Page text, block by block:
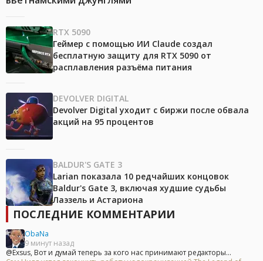
RTX 5090
Геймер с помощью ИИ Claude создал
бесплатную защиту для RTX 5090 от
расплавления разъёма питания
DEVOLVER DIGITAL
Devolver Digital уходит с биржи после обвала
акций на 95 процентов
BALDUR'S GATE 3
Larian показала 10 редчайших концовок
Baldur's Gate 3, включая худшие судьбы
Лаэзель и Астариона
ПОСЛЕДНИЕ КОММЕНТАРИИ
ObaNa
9 минут назад
@Exsus, Вот и думай теперь за кого нас принимают редакторы...